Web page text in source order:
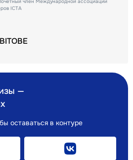
—
оставаться в контуре
ICTA